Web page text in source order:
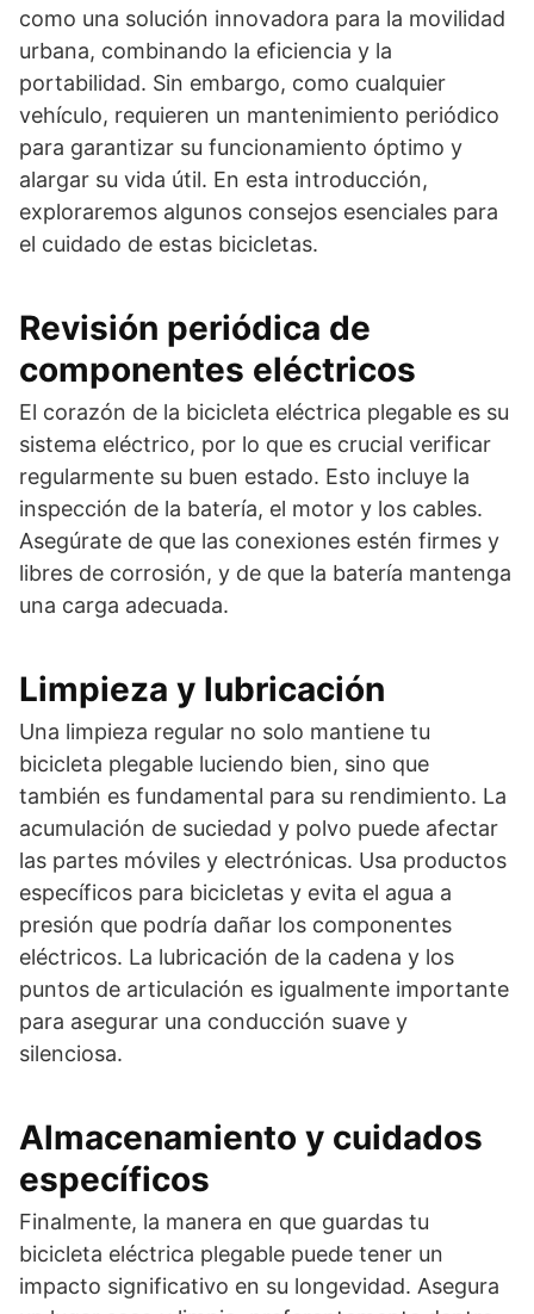
como una solución innovadora para la movilidad
urbana, combinando la eficiencia y la
portabilidad. Sin embargo, como cualquier
vehículo, requieren un mantenimiento periódico
para garantizar su funcionamiento óptimo y
alargar su vida útil. En esta introducción,
exploraremos algunos consejos esenciales para
el cuidado de estas bicicletas.
Revisión periódica de
componentes eléctricos
El corazón de la bicicleta eléctrica plegable es su
sistema eléctrico, por lo que es crucial verificar
regularmente su buen estado. Esto incluye la
inspección de la batería, el motor y los cables.
Asegúrate de que las conexiones estén firmes y
libres de corrosión, y de que la batería mantenga
una carga adecuada.
Limpieza y lubricación
Una limpieza regular no solo mantiene tu
bicicleta plegable luciendo bien, sino que
también es fundamental para su rendimiento. La
acumulación de suciedad y polvo puede afectar
las partes móviles y electrónicas. Usa productos
específicos para bicicletas y evita el agua a
presión que podría dañar los componentes
eléctricos. La lubricación de la cadena y los
puntos de articulación es igualmente importante
para asegurar una conducción suave y
silenciosa.
Almacenamiento y cuidados
específicos
Finalmente, la manera en que guardas tu
bicicleta eléctrica plegable puede tener un
impacto significativo en su longevidad. Asegura